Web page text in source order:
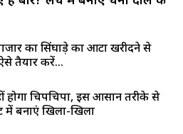
का सिंघाड़े का आटा खरीदने से
तैयार करें...
होगा चिपचिपा, इस आसान तरीके से
में बनाएं खिला-खिला